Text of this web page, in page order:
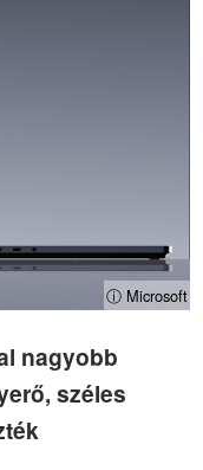
ⓘ Microsoft
nagyobb
széles